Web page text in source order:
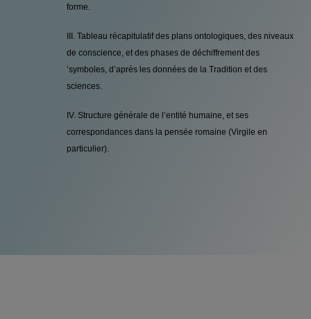
forme.
III. Tableau récapitulatif des plans ontologiques, des niveaux
de conscience, et des phases de déchiffrement des
’symboles, d’après les données de la Tradition et des
sciences.
IV. Structure générale de l’entité humaine, et ses
correspondances dans la pensée romaine (Virgile en
particulier).